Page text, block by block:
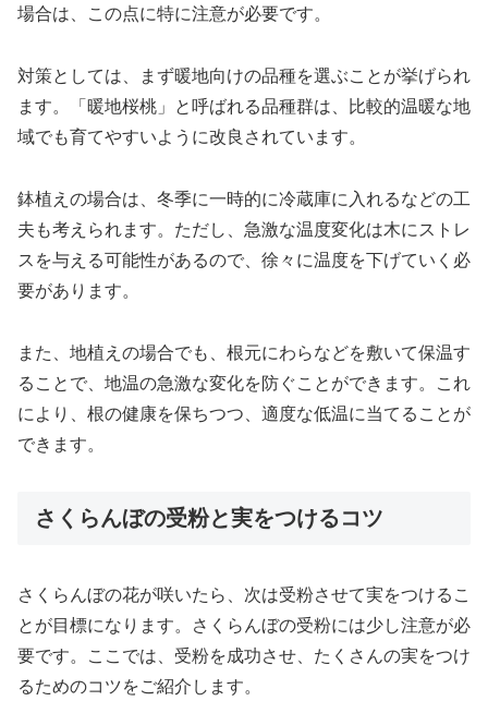
場合は、この点に特に注意が必要です。
対策としては、まず暖地向けの品種を選ぶことが挙げられ
ます。「暖地桜桃」と呼ばれる品種群は、比較的温暖な地
域でも育てやすいように改良されています。
鉢植えの場合は、冬季に一時的に冷蔵庫に入れるなどの工
夫も考えられます。ただし、急激な温度変化は木にストレ
スを与える可能性があるので、徐々に温度を下げていく必
要があります。
また、地植えの場合でも、根元にわらなどを敷いて保温す
ることで、地温の急激な変化を防ぐことができます。これ
により、根の健康を保ちつつ、適度な低温に当てることが
できます。
さくらんぼの受粉と実をつけるコツ
さくらんぼの花が咲いたら、次は受粉させて実をつけるこ
とが目標になります。さくらんぼの受粉には少し注意が必
要です。ここでは、受粉を成功させ、たくさんの実をつけ
るためのコツをご紹介します。